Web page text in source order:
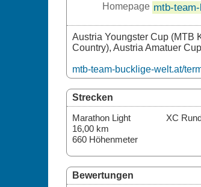
Homepage mtb-
Austria Youngster Cup (MTB
Country), Austria Amatuer
mtb-team-bucklige-welt.at/
Strecken
Marathon Light
16,00 km
660 Höhenmeter
XC
Bewertungen